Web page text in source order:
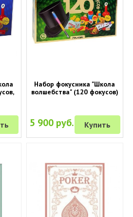
Набор фокусника "Школа
волшебства" (120 фокусов)
5 900 руб. Купить